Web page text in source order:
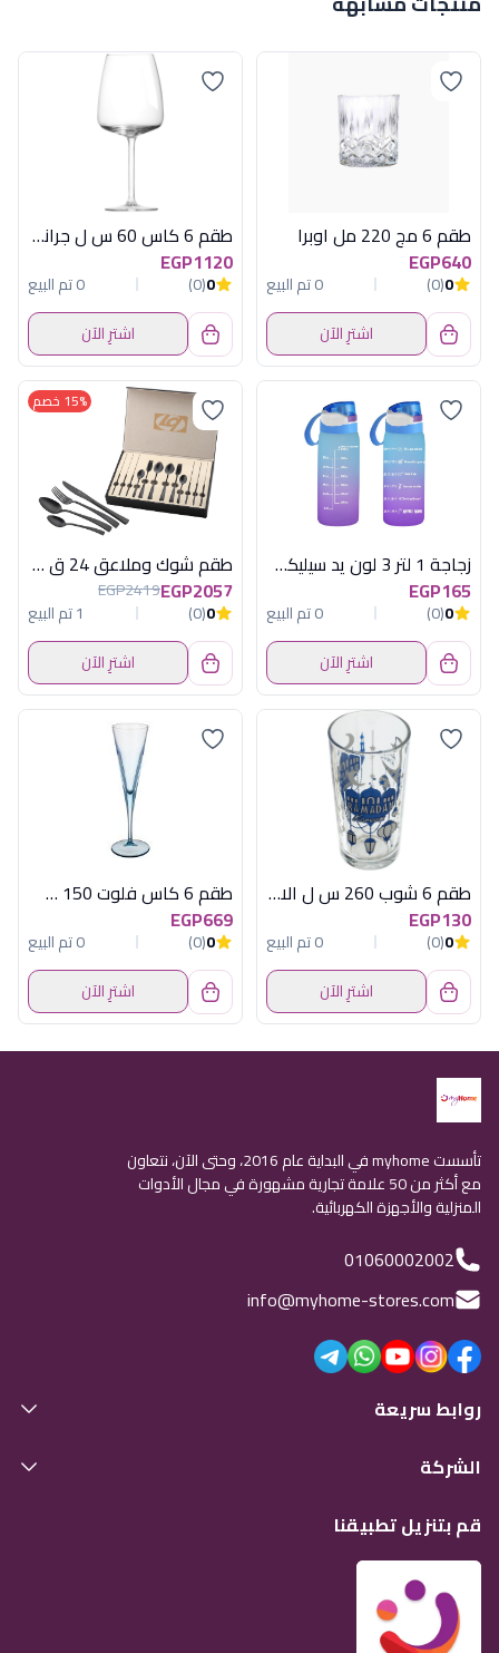
طقم 6 مج 220 مل اوبرا
EGP640
0
(0)
0 تم البيع
اشترِ الآن
طقم 6 كاس 60 س ل جراندور
EGP1120
0
(0)
0 تم البيع
اشترِ الآن
زجاجة 1 لتر 3 لون يد سيليكون هيريفين
EGP165
0
(0)
0 تم البيع
اشترِ الآن
15% خصم
طقم شوك وملاعق 24 ق تيتانيوم مط
EGP2057
EGP2419
0
(0)
1 تم البيع
اشترِ الآن
طقم 6 شوب 260 س ل الانيا تركى
EGP130
0
(0)
0 تم البيع
اشترِ الآن
طقم 6 كاس فلوت 150 س ل تركواز في لاين
EGP669
0
(0)
0 تم البيع
اشترِ الآن
تأسست myhome في البداية عام 2016، وحتى الآن، نتعاون
مع أكثر من 50 علامة تجارية مشهورة في مجال الأدوات
المنزلية والأجهزة الكهربائية.
01060002002
info@myhome-stores.com
روابط سريعة
الشركة
قم بتنزيل تطبيقنا